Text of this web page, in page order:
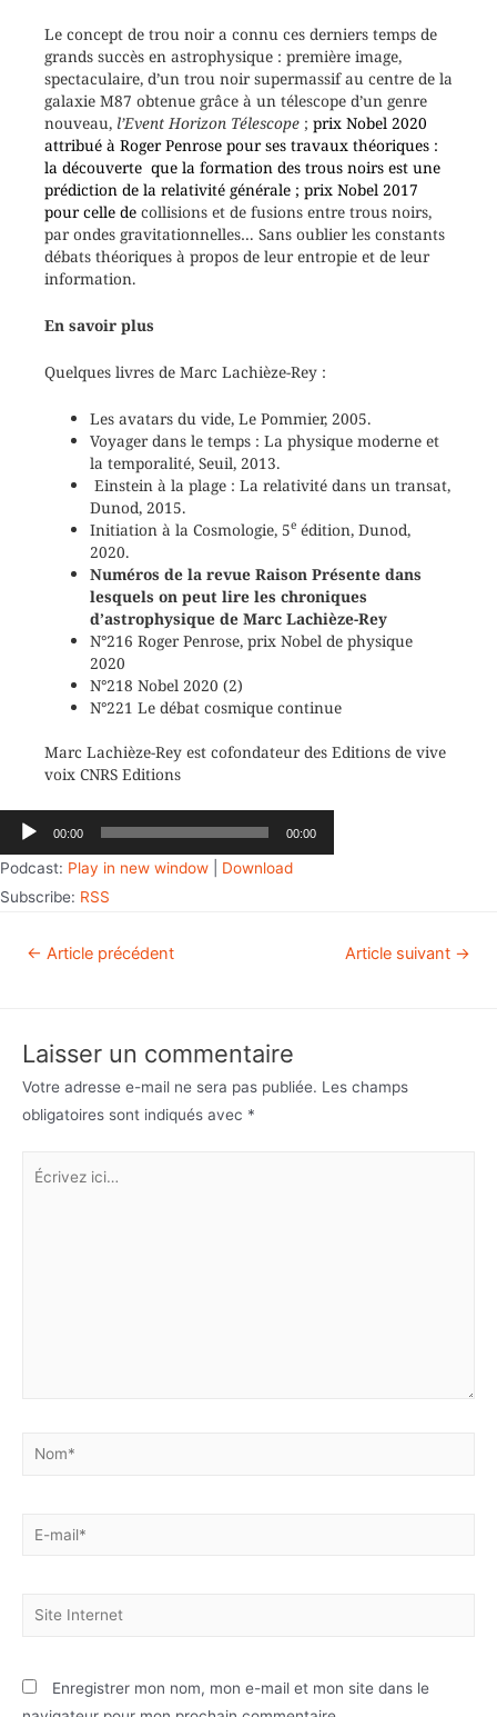
Le concept de trou noir a connu ces derniers temps de
grands succès en astrophysique : première image,
spectaculaire, d’un trou noir supermassif au centre de la
galaxie M87 obtenue grâce à un télescope d’un genre
nouveau, l’Event Horizon Télescope ; prix Nobel 2020
attribué à Roger Penrose pour ses travaux théoriques :
la découverte que la formation des trous noirs est une
prédiction de la relativité générale ; prix Nobel 2017
pour celle de collisions et de fusions entre trous noirs,
par ondes gravitationnelles… Sans oublier les constants
débats théoriques à propos de leur entropie et de leur
information.
En savoir plus
Quelques livres de Marc Lachièze-Rey :
Les avatars du vide, Le Pommier, 2005.
Voyager dans le temps : La physique moderne et
la temporalité, Seuil, 2013.
Einstein à la plage : La relativité dans un transat,
Dunod, 2015.
Initiation à la Cosmologie, 5e édition, Dunod,
2020.
Numéros de la revue Raison Présente dans
lesquels on peut lire les chroniques
d’astrophysique de Marc Lachièze-Rey
N°216 Roger Penrose, prix Nobel de physique
2020
N°218 Nobel 2020 (2)
N°221 Le débat cosmique continue
Marc Lachièze-Rey est cofondateur des Editions de vive
voix CNRS Editions
Lecteur
00:00 00:00
Podcast: Play in new window
Download
Subscribe: RSS
← Article précédent Article suivant →
Laisser un commentaire
Votre adresse e-mail ne sera pas publiée. Les champs
obligatoires sont indiqués avec *
Enregistrer mon nom, mon e-mail et mon site dans le